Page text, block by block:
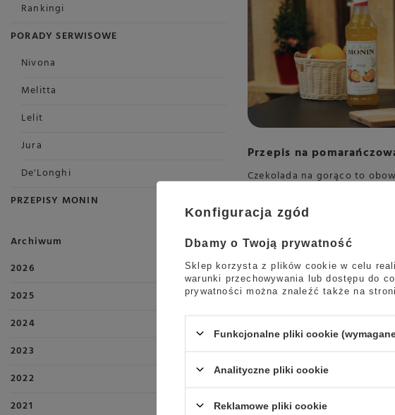
Rankingi
PORADY SERWISOWE
Nivona
Melitta
Lelit
Jura
De'Longhi
PRZEPISY MONIN
Archiwum
2026
2025
2024
2023
2022
2021
Przepis na
Czekolada na gorąco to
pomarańczową gorącą
świetnie sprawdzi się
Czytaj więcej
Konfiguracja zgód
Dbamy o Twoją prywatność
Sklep korzysta z plików cookie w celu
warunki przechowywania lub dostępu do
prywatności można znaleźć także na
Funkcjonalne pliki cookie
Analityczne pliki cookie
Reklamowe pliki cookie